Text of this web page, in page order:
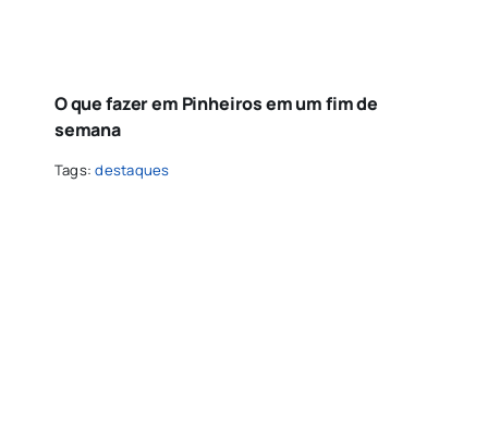
O que fazer em Pinheiros em um fim de
semana
Tags:destaques